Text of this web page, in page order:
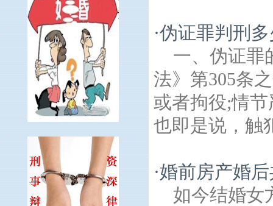
·伪证罪判刑
一、伪证罪
法》第305条
或者拘役;情
也即是说，触
·婚前房产婚
如今结婚女